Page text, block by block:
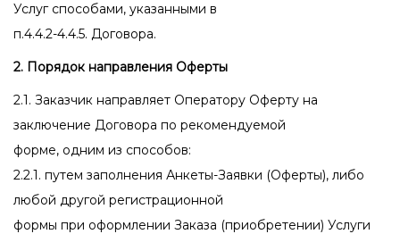
Услуг способами, указанными в
п.4.4.2-4.4.5. Договора.
2. Порядок направления Оферты
2.1. Заказчик направляет Оператору Оферту на
заключение Договора по рекомендуемой
форме, одним из способов:
2.2.1. путем заполнения Анкеты-Заявки (Оферты), либо
любой другой регистрационной
формы при оформлении Заказа (приобретении) Услуги